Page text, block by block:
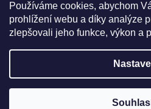
Používáme cookies, abychom
prohlížení webu a díky analýze
zlepšovali jeho funkce, výkon a